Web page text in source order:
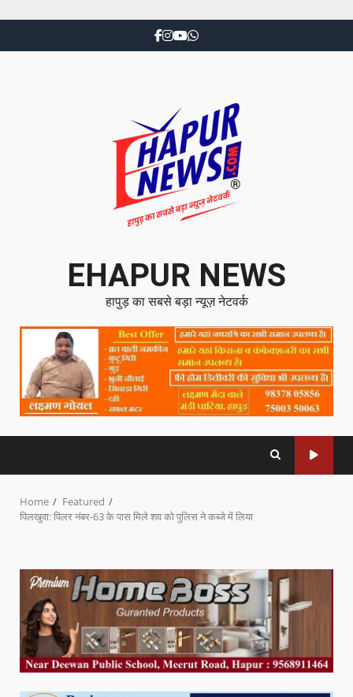
EHAPUR NEWS
हापुड़ का सबसे बड़ा न्यूज़ नेटवर्क
Home
Featured
पिलखुवा: पिलर नंबर-63 के पास मिले शव को पुलिस ने कब्जे में लिया